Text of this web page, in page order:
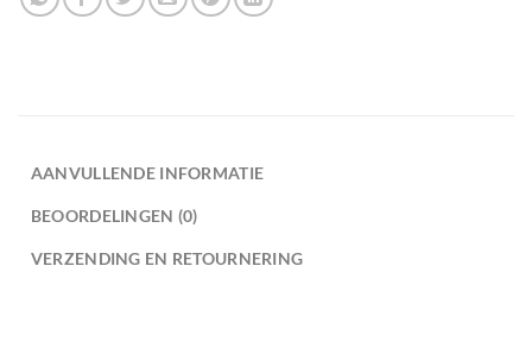
AANVULLENDE INFORMATIE
BEOORDELINGEN (0)
VERZENDING EN RETOURNERING